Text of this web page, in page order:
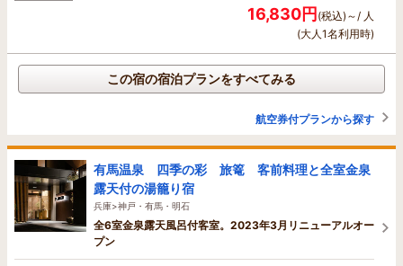
16,830円(税込)～/ 人
(大人1名利用時)
この宿の宿泊プランをすべてみる
航空券付プランから探す
有馬温泉 四季の彩 旅篭 客前料理と全室金泉
露天付の湯籠り宿
兵庫>神戸・有馬・明石
全6室金泉露天風呂付客室。2023年3月リニューアルオー
プン